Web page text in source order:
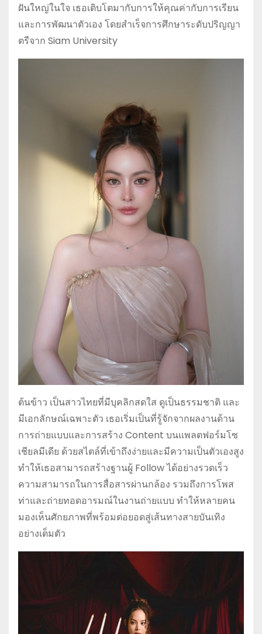
ฝันใหญ่ในใจ เธอเติบโตมากับการให้คุณค่ากับการเรียน
และการพัฒนาตัวเอง โดยสำเร็จการศึกษาระดับปริญญา
ตรีจาก Siam University
ต้นข้าว เป็นสาวไทยที่มีบุคลิกสดใส ดูเป็นธรรมชาติ และ
มีเอกลักษณ์เฉพาะตัว เธอเริ่มเป็นที่รู้จักจากผลงานด้าน
การถ่ายแบบและการสร้าง Content บนแพลตฟอร์มโซ
เชียลมีเดีย ด้วยสไตล์ที่เข้าถึงง่ายและมีความเป็นตัวเองสูง
ทำให้เธอสามารถสร้างฐานผู้ Follow ได้อย่างรวดเร็ว
ความสามารถในการสื่อสารผ่านกล้อง รวมถึงการโพส
ท่าและถ่ายทอดอารมณ์ในงานถ่ายแบบ ทำให้หลายคน
มองเห็นศักยภาพที่พร้อมต่อยอดสู่เส้นทางสายบันเทิง
อย่างเต็มตัว